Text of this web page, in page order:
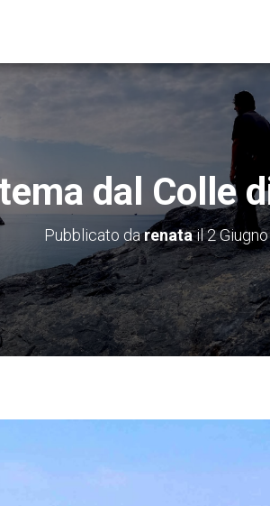
dal Colle
Pubblicato darenatail2